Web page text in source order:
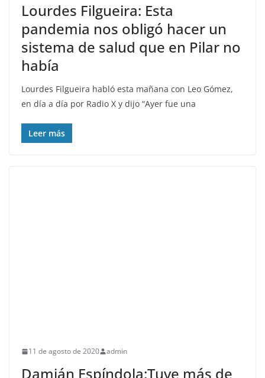
Lourdes Filgueira: Esta
pandemia nos obligó hacer un
sistema de salud que en Pilar no
había
Lourdes Filgueira habló esta mañana con Leo Gómez,
en día a día por Radio X y dijo “Ayer fue una
Leer más
11 de agosto de 2020 admin
Damián Espíndola:Tuve más de